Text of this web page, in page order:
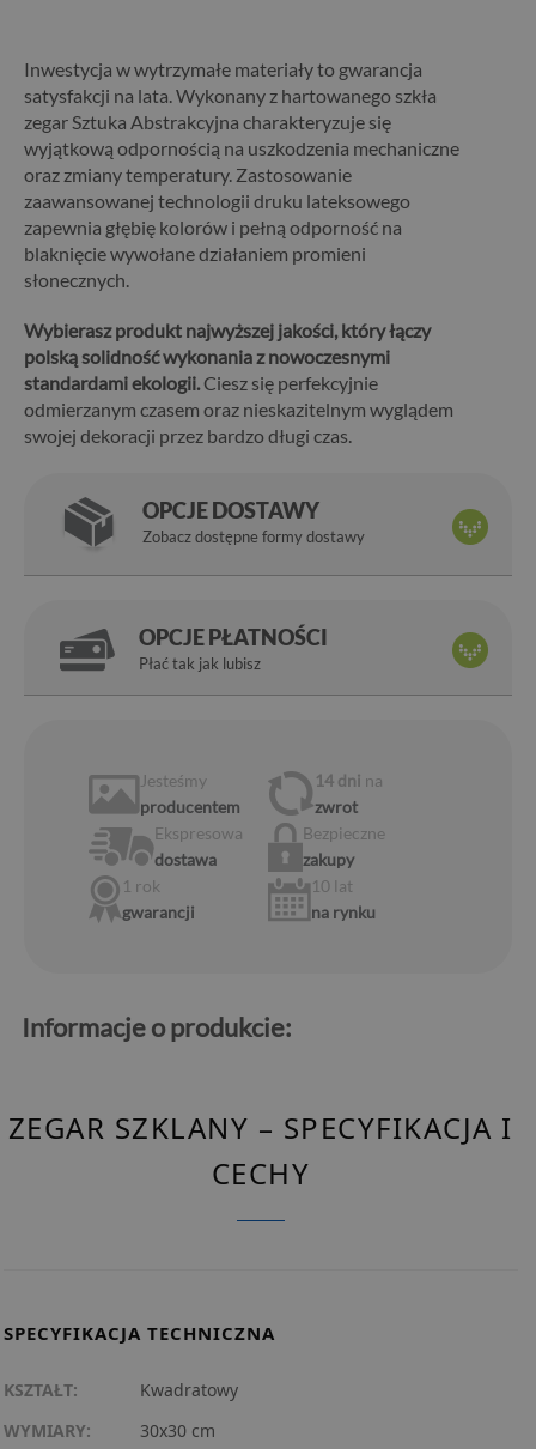
Inwestycja w wytrzymałe materiały to gwarancja
satysfakcji na lata. Wykonany z hartowanego szkła
zegar Sztuka Abstrakcyjna charakteryzuje się
wyjątkową odpornością na uszkodzenia mechaniczne
oraz zmiany temperatury. Zastosowanie
zaawansowanej technologii druku lateksowego
zapewnia głębię kolorów i pełną odporność na
blaknięcie wywołane działaniem promieni
słonecznych.
Wybierasz produkt najwyższej jakości, który łączy
polską solidność wykonania z nowoczesnymi
standardami ekologii.Ciesz się perfekcyjnie
odmierzanym czasem oraz nieskazitelnym wyglądem
swojej dekoracji przez bardzo długi czas.
OPCJE DOSTAWY
Zobacz dostępne formy dostawy
OPCJE PŁATNOŚCI
Płać tak jak lubisz
Jesteśmy
producentem
14 dni na
zwrot
Ekspresowa
dostawa
Bezpieczne
zakupy
1 rok
gwarancji
10 lat
na rynku
Informacje o produkcie:
ZEGAR SZKLANY – SPECYFIKACJA I
CECHY
SPECYFIKACJA TECHNICZNA
KSZTAŁT:
Kwadratowy
WYMIARY:
30x30 cm